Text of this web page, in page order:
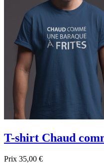
T-shirt Chaud
Prix 35,00 €